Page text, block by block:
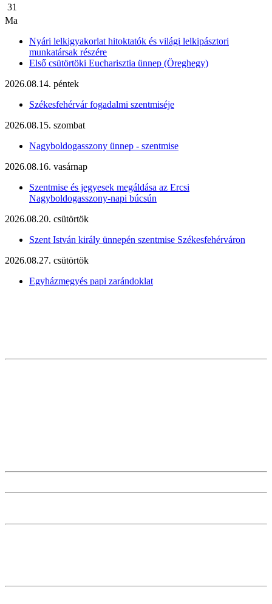
31
Ma
Nyári lelkigyakorlat hitoktatók és világi lelkipásztori
munkatársak részére
Első csütörtöki Eucharisztia ünnep (Öreghegy)
2026.08.14. péntek
Székesfehérvár fogadalmi szentmiséje
2026.08.15. szombat
Nagyboldogasszony ünnep - szentmise
2026.08.16. vasárnap
Szentmise és jegyesek megáldása az Ercsi
Nagyboldogasszony-napi búcsún
2026.08.20. csütörtök
Szent István király ünnepén szentmise Székesfehérváron
2026.08.27. csütörtök
Egyházmegyés papi zarándoklat